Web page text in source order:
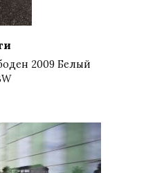
2009 Белый